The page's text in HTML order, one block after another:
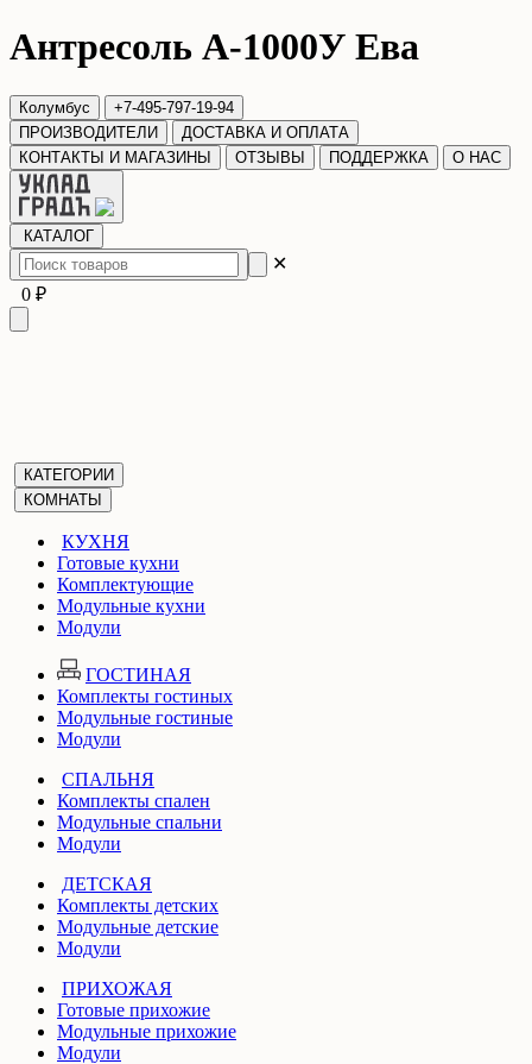
Антресоль А-1000У Ева
Колумбус
+7-495-797-19-94
ПРОИЗВОДИТЕЛИ
ДОСТАВКА И ОПЛАТА
КОНТАКТЫ И МАГАЗИНЫ
ОТЗЫВЫ ПОДДЕРЖКА О НАС
КАТАЛОГ
✕
0 ₽
КАТЕГОРИИ
КОМНАТЫ
КУХНЯ
Готовые кухни
Комплектующие
Модульные кухни
Модули
ГОСТИНАЯ
Комплекты гостиных
Модульные гостиные
Модули
СПАЛЬНЯ
Комплекты спален
Модульные спальни
Модули
ДЕТСКАЯ
Комплекты детских
Модульные детские
Модули
ПРИХОЖАЯ
Готовые прихожие
Модульные прихожие
Модули